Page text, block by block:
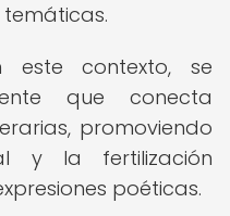
este contexto, se
que conecta
promoviendo
y la fertilización
poéticas.